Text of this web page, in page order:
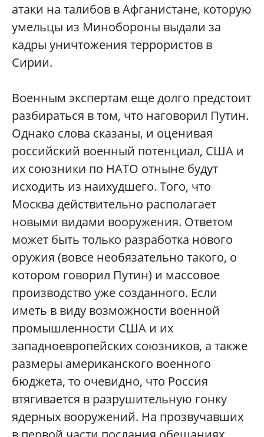
атаки на талибов в Афганистане, которую
умельцы из Минобороны выдали за
кадры уничтожения террористов в
Сирии.
Военным экспертам еще долго предстоит
разбираться в том, что наговорил Путин.
Однако слова сказаны, и оценивая
российский военный потенциал, США и
их союзники по НАТО отныне будут
исходить из наихудшего. Того, что
Москва действительно располагает
новыми видами вооружения. Ответом
может быть только разработка нового
оружия (вовсе необязательно такого, о
котором говорил Путин) и массовое
производство уже созданного. Если
иметь в виду возможности военной
промышленности США и их
западноевропейских союзников, а также
размеры американского военного
бюджета, то очевидно, что Россия
втягивается в разрушительную гонку
ядерных вооружений. На прозвучавших